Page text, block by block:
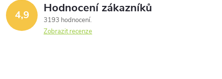
4,9 Hodnocení zákazníků
3193 hodnocení
Zobrazit recenze